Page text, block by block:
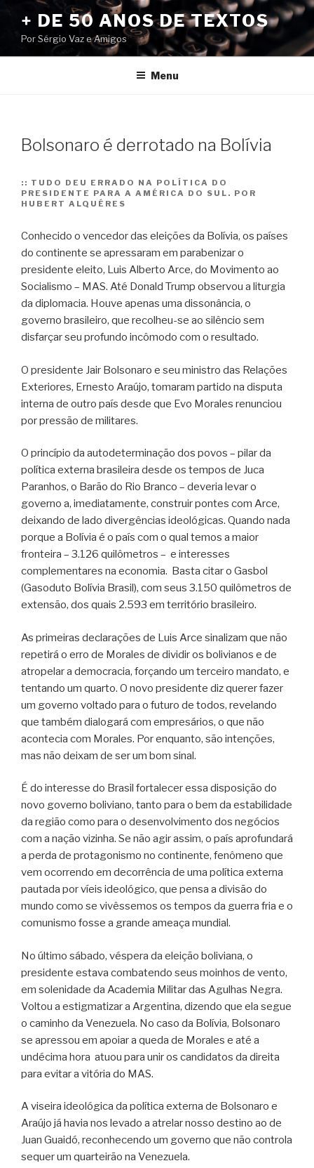
conteúdo
+ DE 50 ANOS DE TEXTOS
Por Sérgio Vaz e Amigos
Menu
Bolsonaro é derrotado na Bolívia
:: TUDO DEU ERRADO NA POLÍTICA DO
PRESIDENTE PARA A AMÉRICA DO SUL. POR
HUBERT ALQUÉRES
Conhecido o vencedor das eleições da Bolívia, os países
do continente se apressaram em parabenizar o
presidente eleito, Luis Alberto Arce, do Movimento ao
Socialismo – MAS. Até Donald Trump observou a liturgia
da diplomacia. Houve apenas uma dissonância, o
governo brasileiro, que recolheu-se ao silêncio sem
disfarçar seu profundo incômodo com o resultado.
O presidente Jair Bolsonaro e seu ministro das Relações
Exteriores, Ernesto Araújo, tomaram partido na disputa
interna de outro país desde que Evo Morales renunciou
por pressão de militares.
O princípio da autodeterminação dos povos – pilar da
política externa brasileira desde os tempos de Juca
Paranhos, o Barão do Rio Branco – deveria levar o
governo a, imediatamente, construir pontes com Arce,
deixando de lado divergências ideológicas. Quando nada
porque a Bolívia é o país com o qual temos a maior
fronteira – 3.126 quilômetros – e interesses
complementares na economia. Basta citar o Gasbol
(Gasoduto Bolívia Brasil), com seus 3.150 quilômetros de
extensão, dos quais 2.593 em território brasileiro.
As primeiras declarações de Luis Arce sinalizam que não
repetirá o erro de Morales de dividir os bolivianos e de
atropelar a democracia, forçando um terceiro mandato, e
tentando um quarto. O novo presidente diz querer fazer
um governo voltado para o futuro de todos, revelando
que também dialogará com empresários, o que não
acontecia com Morales. Por enquanto, são intenções,
mas não deixam de ser um bom sinal.
É do interesse do Brasil fortalecer essa disposição do
novo governo boliviano, tanto para o bem da estabilidade
da região como para o desenvolvimento dos negócios
com a nação vizinha. Se não agir assim, o país aprofundará
a perda de protagonismo no continente, fenômeno que
vem ocorrendo em decorrência de uma política externa
pautada por víeis ideológico, que pensa a divisão do
mundo como se vivêssemos os tempos da guerra fria e o
comunismo fosse a grande ameaça mundial.
No último sábado, véspera da eleição boliviana, o
presidente estava combatendo seus moinhos de vento,
em solenidade da Academia Militar das Agulhas Negra.
Voltou a estigmatizar a Argentina, dizendo que ela segue
o caminho da Venezuela. No caso da Bolívia, Bolsonaro
se apressou em apoiar a queda de Morales e até a
undécima hora atuou para unir os candidatos da direita
para evitar a vitória do MAS.
A viseira ideológica da política externa de Bolsonaro e
Araújo já havia nos levado a atrelar nosso destino ao de
Juan Guaidó, reconhecendo um governo que não controla
sequer um quarteirão na Venezuela.